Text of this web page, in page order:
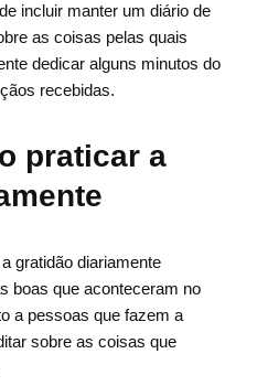
incluir manter um diário de
as coisas pelas quais
dedicar alguns minutos do
recebidas.
praticar a
gratidão diariamente
boas que aconteceram no
a pessoas que fazem a
sobre as coisas que